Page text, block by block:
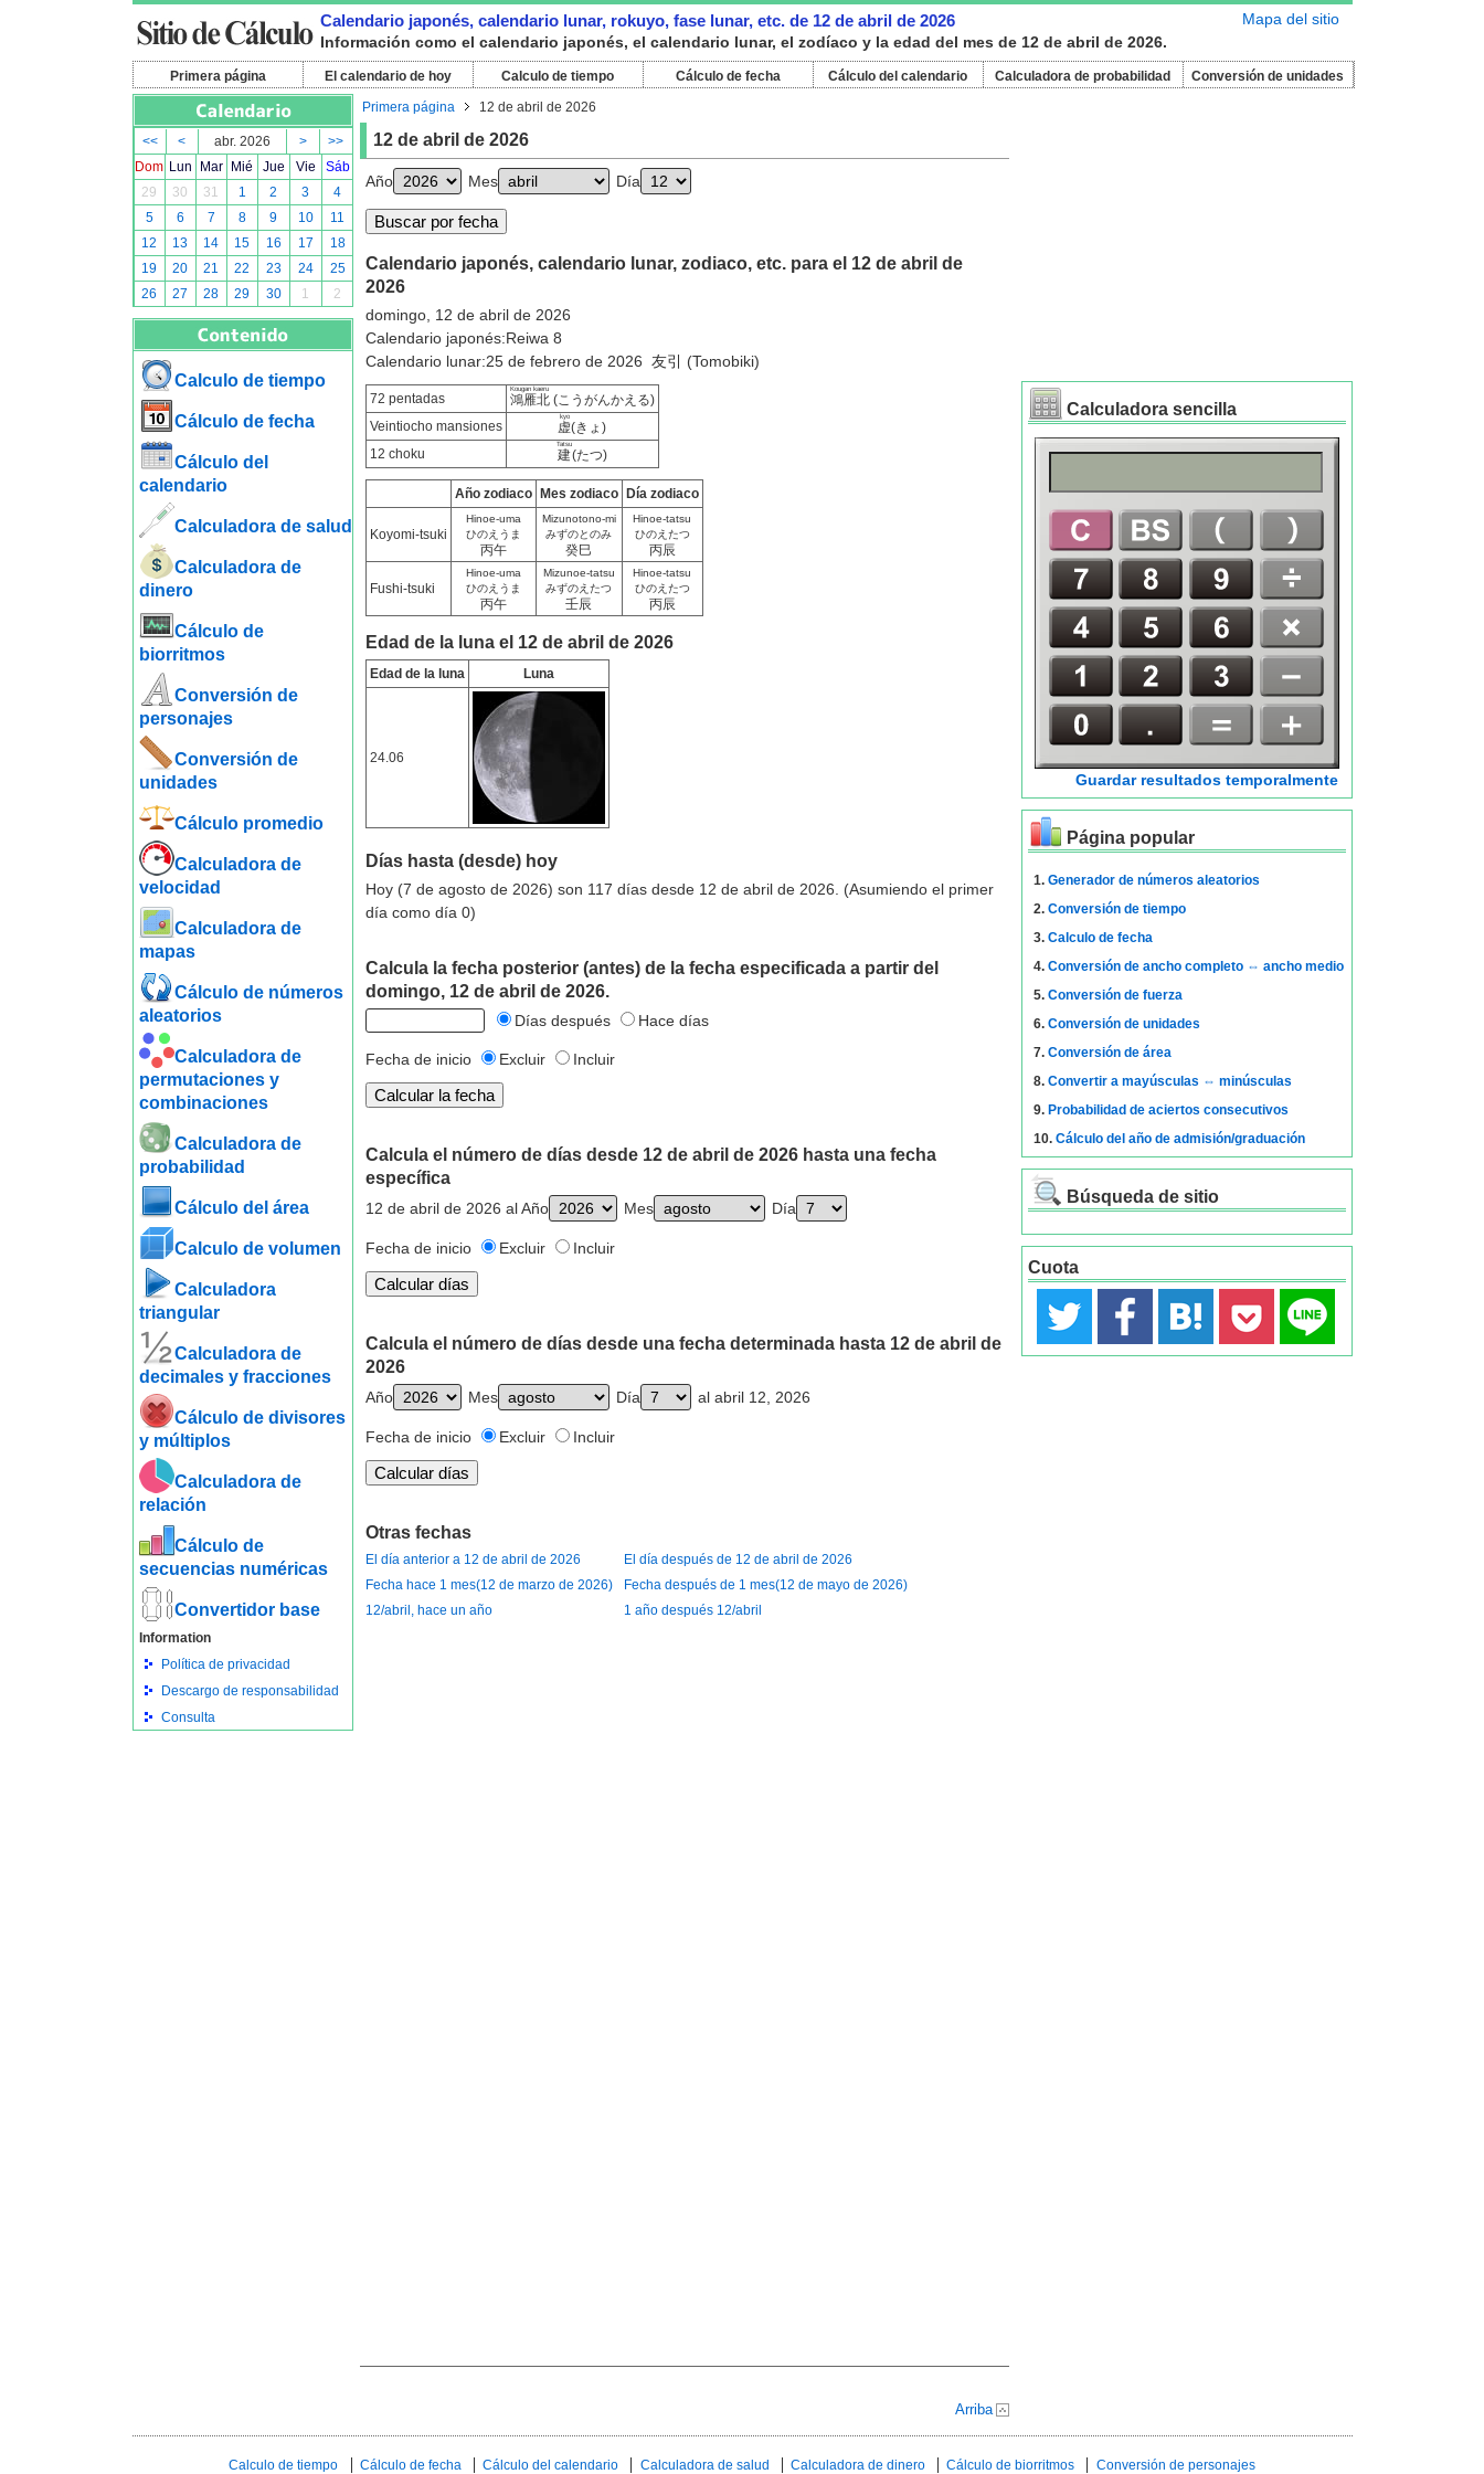
Mapa del sitio
Calendario japonés, calendario lunar, rokuyo, fase lunar, etc. de 12 de abril de 2026
Información como el calendario japonés, el calendario lunar, el zodíaco y la edad del mes de 12 de abril de 2026.
Primera página El calendario de hoy Calculo de tiempo Cálculo de fecha Cálculo del calendario Calculadora de probabilidad Conversión de unidades
<< < abr. 2026 >
>>
Dom Lun Mar Mié Jue Vie
Sáb
29
30 31 1 2 3
4
5
6 7 8 9 10
11
12
13 14 15 16 17
18
19
20 21 22 23 24
25
26
27 28 29 30 1 2
Calculo de tiempo
Cálculo de fecha
Cálculo del
calendario
Calculadora de salud
Calculadora de
dinero
Cálculo de
biorritmos
Conversión de
personajes
Conversión de
unidades
Cálculo promedio
Calculadora de
velocidad
Calculadora de
mapas
Cálculo de números
aleatorios
Calculadora de
permutaciones y
combinaciones
Calculadora de
probabilidad
Cálculo del área
Calculo de volumen
Calculadora
triangular
Calculadora de
decimales y fracciones
Cálculo de divisores
y múltiplos
Calculadora de
relación
Cálculo de
secuencias numéricas
Convertidor base
Information
Política de privacidad
Descargo de responsabilidad
Consulta
Primera página 12 de abril de 2026
12 de abril de 2026
Año Mes Día
Calendario japonés, calendario lunar, zodiaco, etc. para el 12 de abril de
2026
domingo, 12 de abril de 2026
Calendario japonés:Reiwa 8
Calendario lunar:25 de febrero de 2026 友引 (Tomobiki)
72 pentadas 鴻雁北
Kougan kaeru
(こうがんかえる)
Veintiocho mansiones
虚
kyo
(きょ)
12 choku
建
Tatsu
(たつ)
Año zodiaco Mes zodiaco Día zodiaco
Koyomi-tsuki
Hinoe-uma
ひのえうま
丙午
Mizunotono-mi
みずのとのみ
癸巳
Hinoe-tatsu
ひのえたつ
丙辰
Fushi-tsuki
Hinoe-uma
ひのえうま
丙午
Mizunoe-tatsu
みずのえたつ
壬辰
Hinoe-tatsu
ひのえたつ
丙辰
Edad de la luna el 12 de abril de 2026
Edad de la luna Luna
24.06
Días hasta (desde) hoy
Hoy (7 de agosto de 2026) son 117 días desde 12 de abril de 2026. (Asumiendo el primer
día como día 0)
Calcula la fecha posterior (antes) de la fecha especificada a partir del
domingo, 12 de abril de 2026.
Días después Hace días
Fecha de inicio Excluir Incluir
Calcula el número de días desde 12 de abril de 2026 hasta una fecha
específica
12 de abril de 2026 al Año Mes Día
Fecha de inicio Excluir Incluir
Calcula el número de días desde una fecha determinada hasta 12 de abril de
2026
Año Mes Día al abril 12, 2026
Fecha de inicio Excluir Incluir
Otras fechas
El día anterior a 12 de abril de 2026
El día después de 12 de abril de 2026
Fecha hace 1 mes(12 de marzo de 2026)
Fecha después de 1 mes(12 de mayo de 2026)
12/abril, hace un año
1 año después 12/abril
Arriba
Calculadora sencilla
Guardar resultados temporalmente
Página popular
1. Generador de números aleatorios
2. Conversión de tiempo
3. Calculo de fecha
4. Conversión de ancho completo ⇔ ancho medio
5. Conversión de fuerza
6. Conversión de unidades
7. Conversión de área
8. Convertir a mayúsculas ⇔ minúsculas
9. Probabilidad de aciertos consecutivos
10. Cálculo del año de admisión/graduación
Búsqueda de sitio
Cuota
Calculo de tiempo Cálculo de fecha Cálculo del calendario Calculadora de salud Calculadora de dinero Cálculo de biorritmos Conversión de personajes